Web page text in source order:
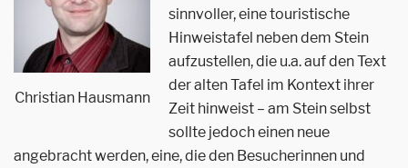
Christian Hausmann
sinnvoller, eine touristische
Hinweistafel neben dem Stein
aufzustellen, die u.a. auf den Text
der alten Tafel im Kontext ihrer
Zeit hinweist – am Stein selbst
sollte jedoch einen neue
angebracht werden, eine, die den Besucherinnen und